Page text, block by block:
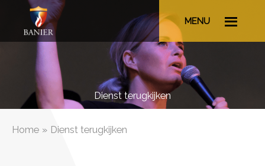
MENU
Dienst terugkijken
Home Dienst terugkijken